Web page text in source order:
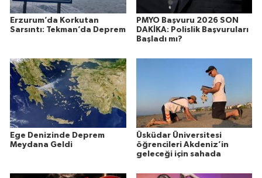
Erzurum’da Korkutan
Sarsıntı: Tekman’da Deprem
PMYO Başvuru 2026 SON
DAKİKA: Polislik Başvuruları
Başladı mı?
Ege Denizinde Deprem
Meydana Geldi
Üsküdar Üniversitesi
öğrencileri Akdeniz’in
geleceği için sahada